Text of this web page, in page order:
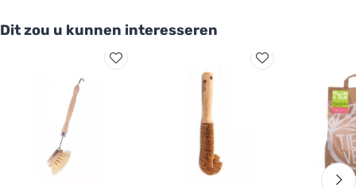
Dit zou u kunnen interesseren